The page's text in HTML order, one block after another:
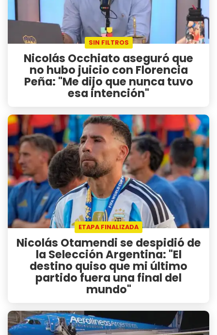
SIN FILTROS
Nicolás Occhiato aseguró que
no hubo juicio con Florencia
Peña: "Me dijo que nunca tuvo
esa intención"
ETAPA FINALIZADA
Nicolás Otamendi se despidió de
la Selección Argentina: "El
destino quiso que mi último
partido fuera una final del
mundo"